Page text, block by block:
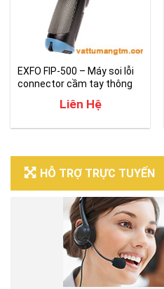
HỖ TRỢ TRỰC TUYẾN
EXFO FIP-500 – Máy soi lỗi
connector cầm tay thông
Liên Hệ